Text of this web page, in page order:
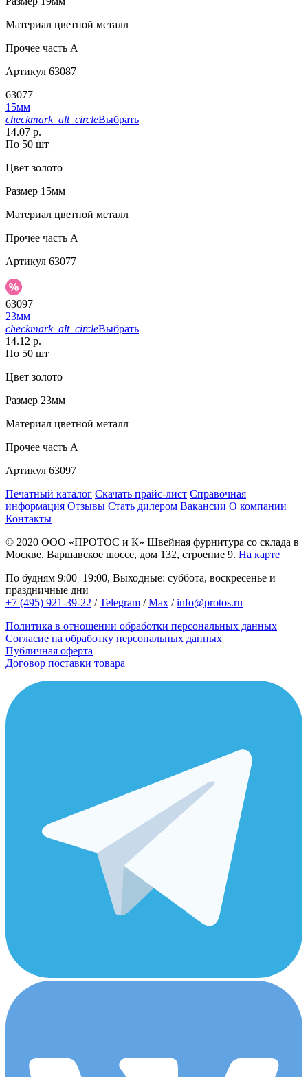
Материал цветной металл
Прочее часть A
Артикул 63087
63077
15мм
checkmark_alt_circleВыбрать
14.07 р.
По 50 шт
Цвет золото
Размер 15мм
Материал цветной металл
Прочее часть A
Артикул 63077
63097
23мм
checkmark_alt_circleВыбрать
14.12 р.
По 50 шт
Цвет золото
Размер 23мм
Материал цветной металл
Прочее часть A
Артикул 63097
Печатный каталог Скачать прайс-лист Справочная
информация Отзывы Стать дилером Вакансии О компании
Контакты
© 2020 ООО «ПРОТОС и К» Швейная фурнитура со склада в
Москве. Варшавское шоссе, дом 132, строение 9. На карте
По будням 9:00–19:00, Выходные: суббота, воскресенье и
праздничные дни
+7 (495) 921-39-22 /Telegram /Max /info@protos.ru
Политика в отношении обработки персональных данных
Согласие на обработку персональных данных
Публичная оферта
Договор поставки товара